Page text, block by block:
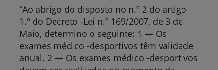
“Ao abrigo do disposto no n.º 2 do artigo
1.º do Decreto -Lei n.º 169/2007, de 3 de
Maio, determino o seguinte: 1 — Os
exames médico -desportivos têm validade
anual. 2 — Os exames médico -desportivos